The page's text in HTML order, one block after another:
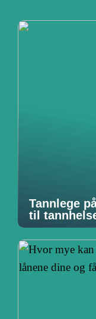
Tannlege
til